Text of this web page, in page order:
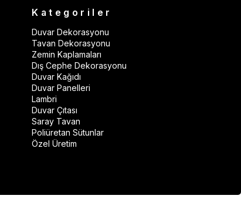
Kategoriler
Duvar Dekorasyonu
Tavan Dekorasyonu
Zemin Kaplamaları
Dış Cephe Dekorasyonu
Duvar Kağıdı
Duvar Panelleri
Lambri
Duvar Çıtası
Saray Tavan
Poliüretan Sütunlar
Özel Üretim